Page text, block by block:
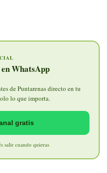
WhatsApp
de Puntarenas directo en tu
lo que importa.
gratis
salir cuando quieras